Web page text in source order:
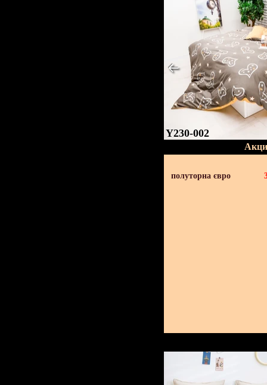
Y230-002
полуторна євро